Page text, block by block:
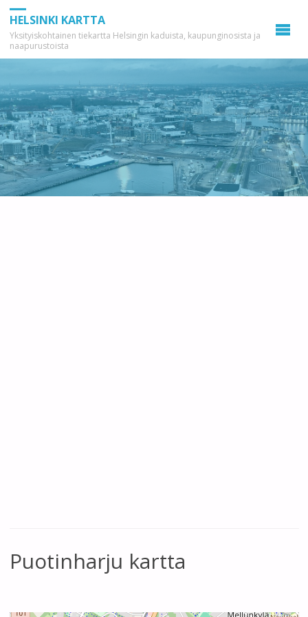
HELSINKI KARTTA
Yksityiskohtainen tiekartta Helsingin kaduista, kaupunginosista ja
naapurustoista
Puotinharju kartta